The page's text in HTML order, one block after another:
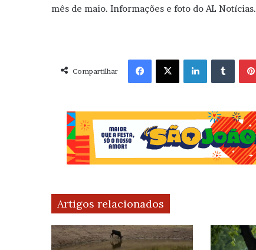
mês de maio. Informações e foto do AL Notícias.
Compartilhar
Facebook X Linkedin
Artigos relacionados